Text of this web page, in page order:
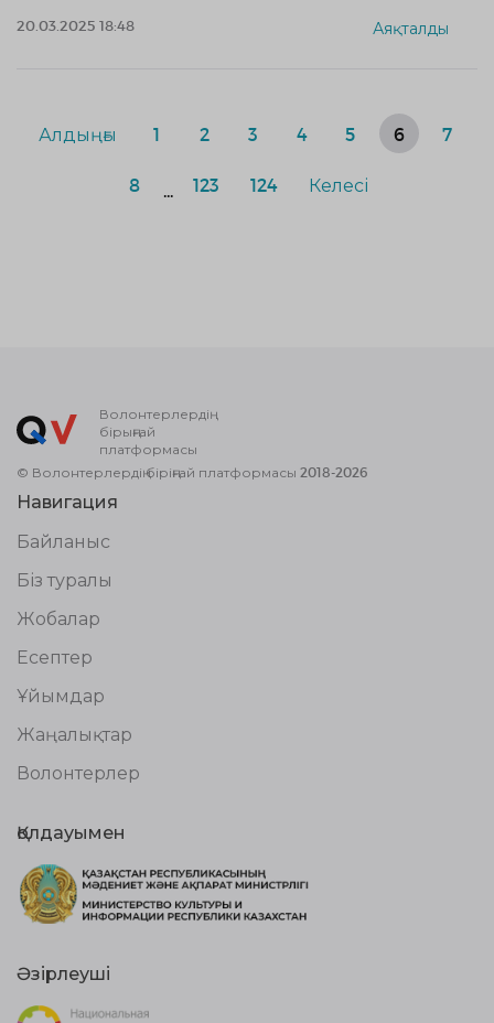
20.03.2025 18:48 Аяқталды
Алдыңғы 1 2 3 4 5 6 7
8 123 124 Келесі
Волонтерлердің
бірыңғай
платформасы
© Волонтерлердің біріңғай платформасы 2018-2026
Навигация
Байланыс
Біз туралы
Жобалар
Есептер
Ұйымдар
Жаңалықтар
Волонтерлер
Қолдауымен
Әзірлеуші